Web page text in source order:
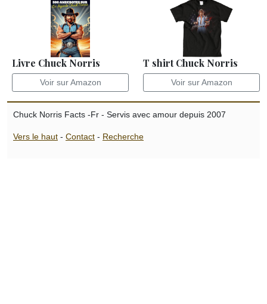
Livre Chuck Norris
Voir sur Amazon
T shirt Chuck Norris
Voir sur Amazon
Chuck Norris Facts -Fr - Servis avec amour depuis 2007
Vers le haut - Contact - Recherche